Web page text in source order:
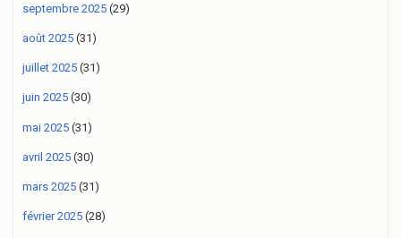
septembre 2025 (29)
août 2025 (31)
juillet 2025 (31)
juin 2025 (30)
mai 2025 (31)
avril 2025 (30)
mars 2025 (31)
février 2025 (28)